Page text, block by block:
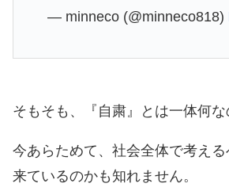
— minneco (@minneco818)
そもそも、『自粛』とは一体何
今あらためて、社会全体で考え
来ているのかも知れません。